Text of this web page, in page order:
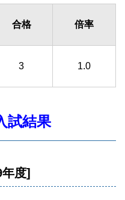
合格 倍率
3 1.0
試結果
度]